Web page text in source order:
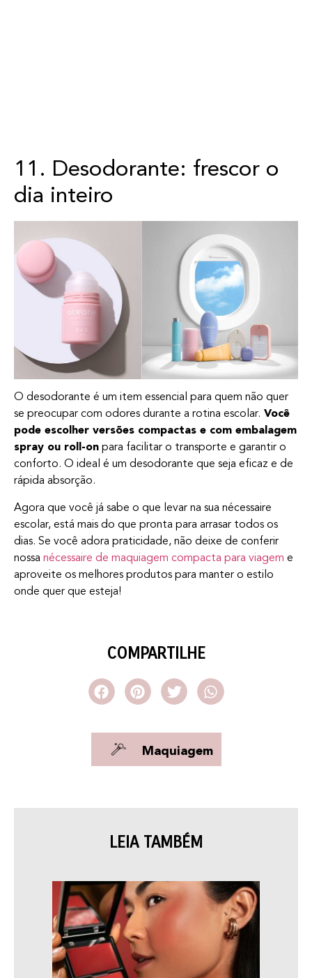
11. Desodorante: frescor o
dia inteiro
O desodorante é um item essencial para quem não quer
se preocupar com odores durante a rotina escolar. Você
pode escolher versões compactas e com embalagem
spray ou roll-on para facilitar o transporte e garantir o
conforto. O ideal é um desodorante que seja eficaz e de
rápida absorção.
Agora que você já sabe o que levar na sua nécessaire
escolar, está mais do que pronta para arrasar todos os
dias. Se você adora praticidade, não deixe de conferir
nossa nécessaire de maquiagem compacta para viagem e
aproveite os melhores produtos para manter o estilo
onde quer que esteja!
COMPARTILHE
Maquiagem
LEIA TAMBÉM